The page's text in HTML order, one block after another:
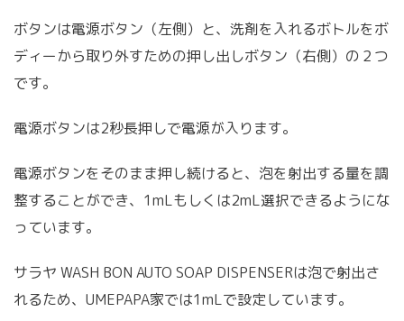
ボタンは電源ボタン（左側）と、洗剤を入れるボトルをボ
ディーから取り外すための押し出しボタン（右側）の２つ
です。
電源ボタンは2秒長押しで電源が入ります。
電源ボタンをそのまま押し続けると、泡を射出する量を調
整することができ、1mLもしくは2mL選択できるようにな
っています。
サラヤ WASH BON AUTO SOAP DISPENSERは泡で射出さ
れるため、UMEPAPA家では1mLで設定しています。